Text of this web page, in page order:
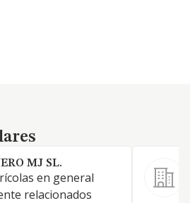
MJ SL.
en general
relacionados